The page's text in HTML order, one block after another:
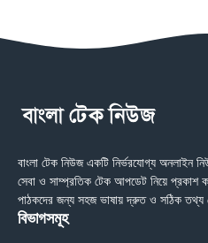
বাংলা টেক নিউজ একটি নির্ভরযোগ্য অনলাইন
সেবা ও সাম্প্রতিক টেক আপডেট নিয়ে প্রকাশ
পাঠকদের জন্য সহজ ভাষায় দ্রুত ও সঠিক তথ্য
বিভাগসমূহ